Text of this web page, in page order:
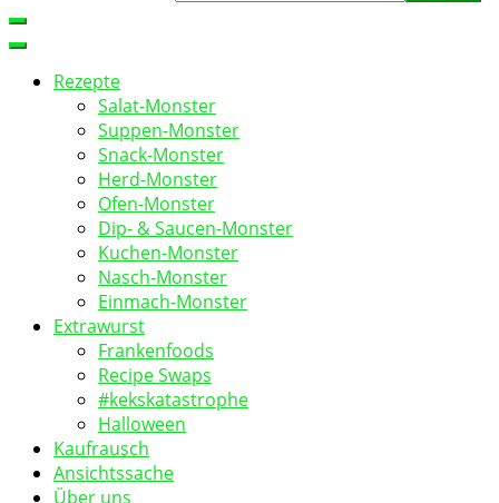
Rezepte
Salat-Monster
Suppen-Monster
Snack-Monster
Herd-Monster
Ofen-Monster
Dip- & Saucen-Monster
Kuchen-Monster
Nasch-Monster
Einmach-Monster
Extrawurst
Frankenfoods
Recipe Swaps
#kekskatastrophe
Halloween
Kaufrausch
Ansichtssache
Über uns